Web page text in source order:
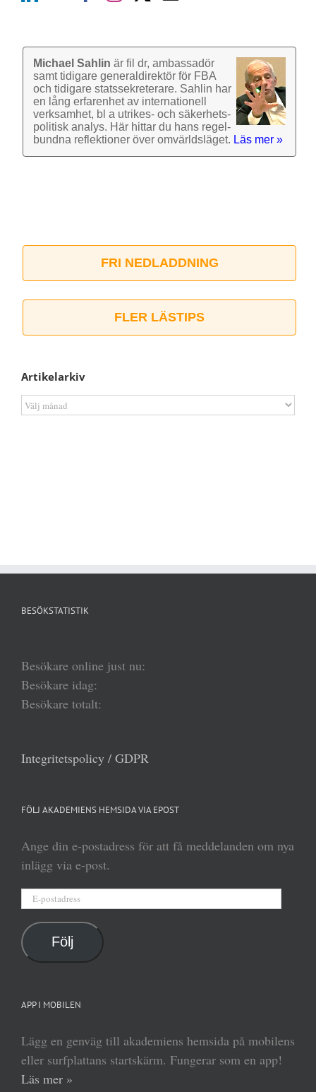
Michael Sahlin är fil dr, ambassadör
samt tidigare general­direktör för FBA
och tidigare stats­sekre­terare. Sahlin har
en lång erfarenhet av inter­nationell
verk­samhet, bl a utrikes- och säkerhets­
politisk analys. Här hittar du hans regel­
bundna reflek­tioner över omvärlds­läget. Läs mer »
FRI NEDLADDNING
FLER LÄSTIPS
Artikelarkiv
Artikelarkiv
BESÖKSTATISTIK
Besökare online just nu:
Besökare idag:
Besökare totalt:
Integritetspolicy / GDPR
FÖLJ AKADEMIENS HEMSIDA VIA EPOST
Ange din e-postadress för att få meddelanden om nya
inlägg via e-post.
postadress
Följ
APP I MOBILEN
Lägg en genväg till akademiens hemsida på mobilens
eller surfplattans startskärm. Fungerar som en app!
Läs mer »